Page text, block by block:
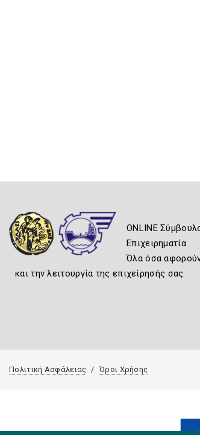
ONLINE
Επιχειρηματία
Όλα όσα
και την λειτουργία της επιχείρησής σας.
Πολιτική Ασφάλειας Όροι Χρήσης